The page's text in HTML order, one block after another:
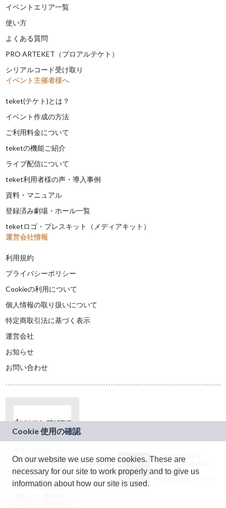
イベントエリア一覧
使い方
よくある質問
PRO ARTEKET（プロアルテケト）
シリアルコード受け取り
イベント主催者様へ
teket(テケト)とは？
イベント作成の方法
ご利用料金について
teketの機能ご紹介
ライブ配信について
teket利用者様の声・導入事例
資料・マニュアル
登録済み劇場・ホール一覧
teketロゴ・プレスキット（メディアキット）
運営会社情報
利用規約
プライバシーポリシー
Cookieの利用について
個人情報の取り扱いについて
特定商取引法に基づく表示
運営会社
お知らせ
お問い合わせ
ドコモグループの新
規事業創出プログラ
ム「docomo
STARTUP」を通じて
JASRAC許諾番号：
9024936001Y45037
JASRAC許諾番号：
On our website we use some cookies. These are
necessary for our site to work properly and to give us
information about how our site is used.